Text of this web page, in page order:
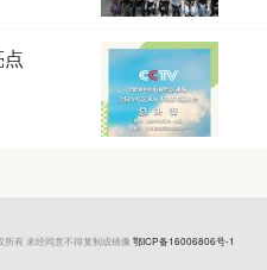
有 未经同意不得复制或镜像 鄂ICP备16006806号-1